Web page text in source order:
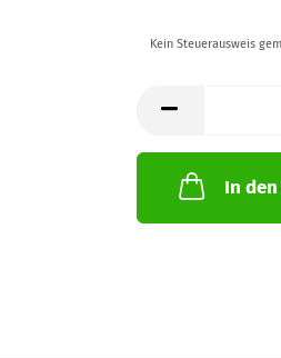
Kein Steuerausweis
In